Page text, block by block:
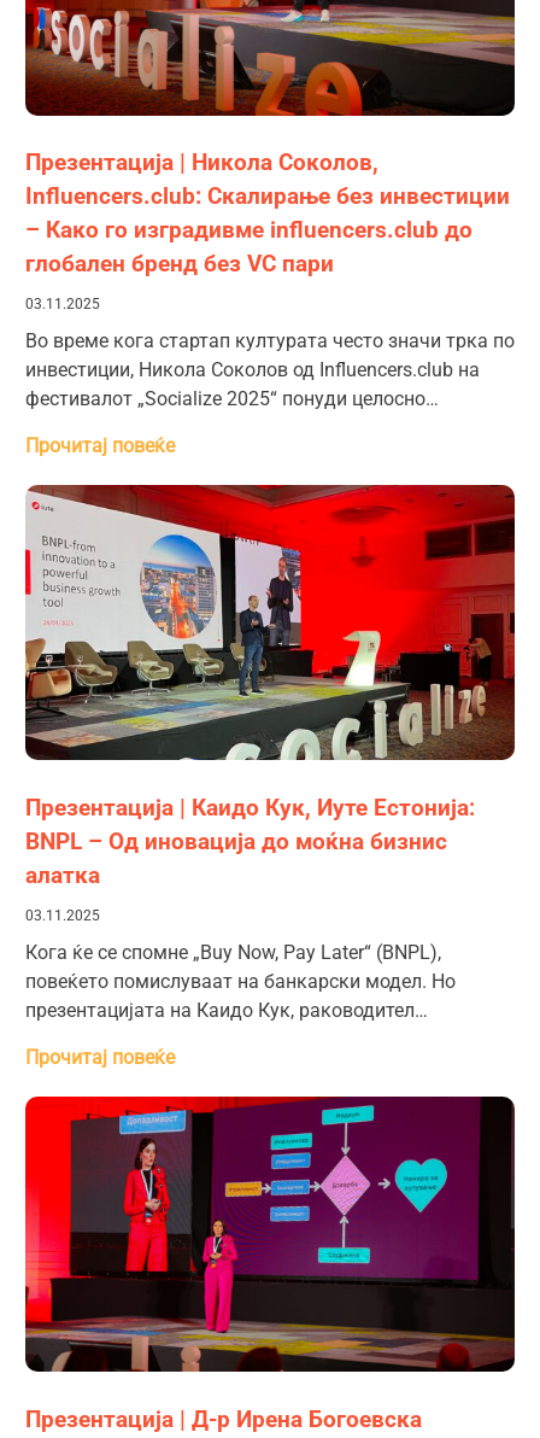
Презентација | Никола Соколов,
Influencers.club: Скалирање без инвестиции
– Како го изградивме influencers.club до
глобален бренд без VC пари
03.11.2025
Во време кога стартап културата често значи трка по
инвестиции, Никола Соколов од Influencers.club на
фестивалот „Socialize 2025“ понуди целосно…
Прочитај повеќе
Презентација | Каидо Кук, Иуте Естонија:
BNPL – Од иновација до моќна бизнис
алатка
03.11.2025
Кога ќе се спомне „Buy Now, Pay Later“ (BNPL),
повеќето помислуваат на банкарски модел. Но
презентацијата на Каидо Кук, раководител…
Прочитај повеќе
Презентација | Д-р Ирена Богоевска